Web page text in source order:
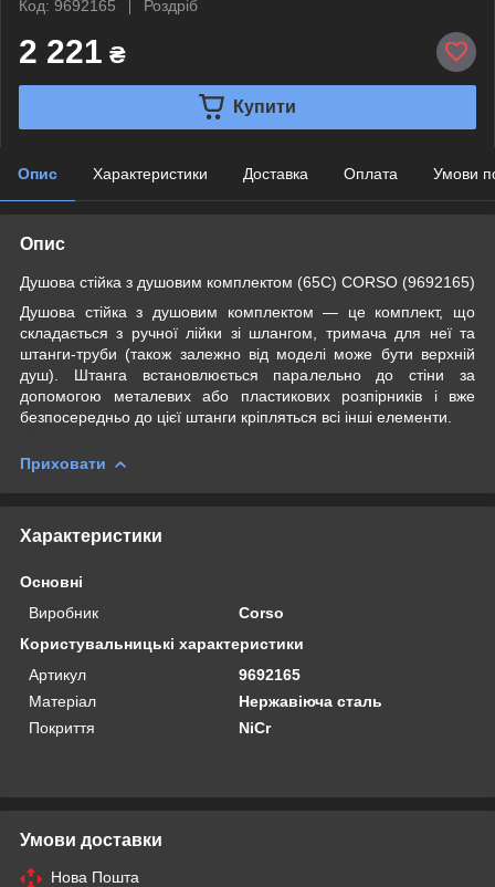
Код: 9692165
Роздріб
2 221 ₴
Купити
Опис Характеристики Доставка Оплата Умови
Опис
Душова стійка з душовим комплектом (65C) CORSO (9692165)
Душова стійка з душовим комплектом — це комплект, що
складається з ручної лійки зі шлангом, тримача для неї та
штанги-труби (також залежно від моделі може бути верхній
душ). Штанга встановлюється паралельно до стіни за
допомогою металевих або пластикових розпірників і вже
безпосередньо до цієї штанги кріпляться всі інші елементи.
Приховати
Характеристики
Основні
Виробник
Corso
Користувальницькі характеристики
Артикул
9692165
Матеріал
Нержавіюча сталь
Покриття
NiCr
Умови доставки
Нова Пошта